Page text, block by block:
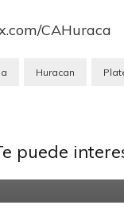
CAHuraca
Huracan
puede
pudo ante